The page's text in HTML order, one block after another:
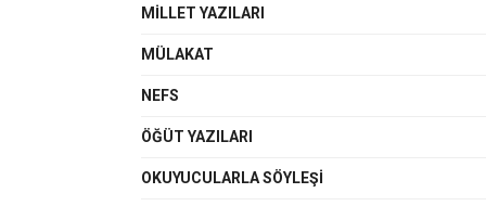
MILLET YAZILARI
MÜLAKAT
NEFS
ÖĞÜT YAZILARI
OKUYUCULARLA SÖYLEŞI